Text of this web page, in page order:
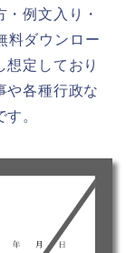
例文入り・
料ダウンロー
想定しており
や各種行政な
。